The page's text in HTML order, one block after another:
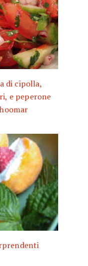
di cipolla,
e peperone